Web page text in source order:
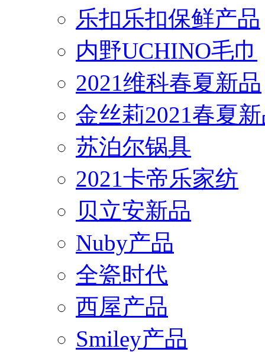
乐扣乐扣保鲜产品
内野UCHINO毛巾
2021维科春夏新品
金丝莉2021春夏
苏泊尔锅具
2021卡帝乐家纺
贝立安新品
Nuby产品
全瓷时代
西屋产品
Smiley产品